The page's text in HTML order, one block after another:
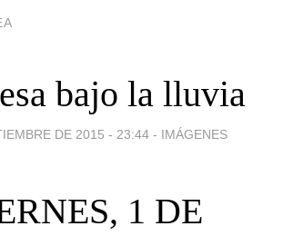
bajo la lluvia
DE 2015 - 23:44 - IMÁGENES
1 DE